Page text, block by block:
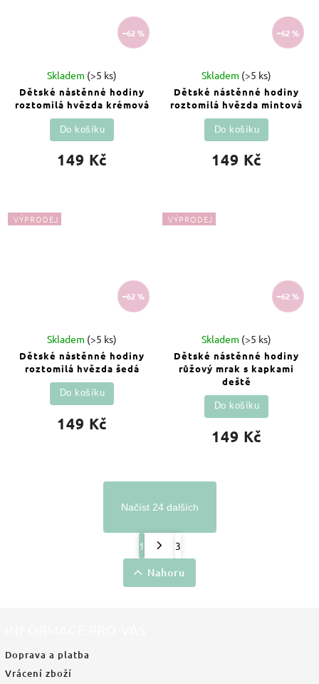
–62 %
Dětské nástěnné hodiny
roztomilá hvězda krémová
Skladem (>5 ks)
149 Kč
Do košíku
–62 %
Dětské nástěnné hodiny
roztomilá hvězda mintová
Skladem (>5 ks)
149 Kč
Do košíku
VÝPRODEJ
–62 %
Dětské nástěnné hodiny
roztomilá hvězda šedá
Skladem (>5 ks)
149 Kč
Do košíku
VÝPRODEJ
–62 %
Dětské nástěnné hodiny
růžový mrak s kapkami
deště
Skladem (>5 ks)
149 Kč
Do košíku
Načíst 24 dalších
1 3
Nahoru
Doprava a platba
Vrácení zboží